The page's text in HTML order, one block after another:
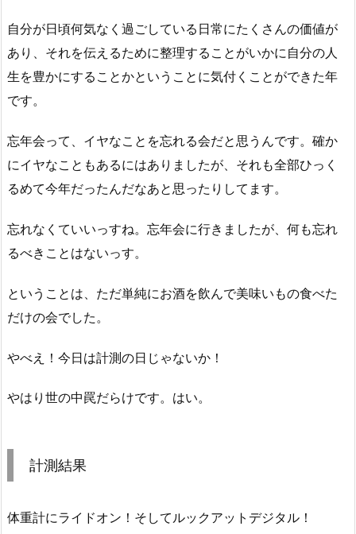
自分が日頃何気なく過ごしている日常にたくさんの価値が
あり、それを伝えるために整理することがいかに自分の人
生を豊かにすることかということに気付くことができた年
です。
忘年会って、イヤなことを忘れる会だと思うんです。確か
にイヤなこともあるにはありましたが、それも全部ひっく
るめて今年だったんだなあと思ったりしてます。
忘れなくていいっすね。忘年会に行きましたが、何も忘れ
るべきことはないっす。
ということは、ただ単純にお酒を飲んで美味いもの食べた
だけの会でした。
やべえ！今日は計測の日じゃないか！
やはり世の中罠だらけです。はい。
計測結果
体重計にライドオン！そしてルックアットデジタル！